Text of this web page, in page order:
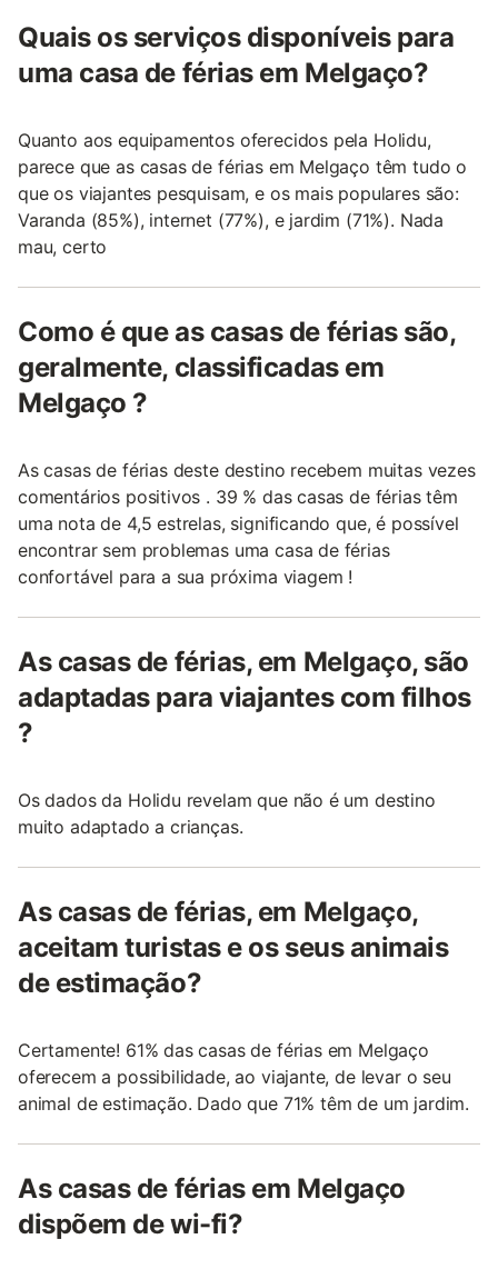
Quais os serviços disponíveis para
uma casa de férias em Melgaço?
Quanto aos equipamentos oferecidos pela Holidu,
parece que as casas de férias em Melgaço têm tudo o
que os viajantes pesquisam, e os mais populares são:
Varanda (85%), internet (77%), e jardim (71%). Nada
mau, certo
Como é que as casas de férias são,
geralmente, classificadas em
Melgaço ?
As casas de férias deste destino recebem muitas vezes
comentários positivos . 39 % das casas de férias têm
uma nota de 4,5 estrelas, significando que, é possível
encontrar sem problemas uma casa de férias
confortável para a sua próxima viagem !
As casas de férias, em Melgaço, são
adaptadas para viajantes com filhos
?
Os dados da Holidu revelam que não é um destino
muito adaptado a crianças.
As casas de férias, em Melgaço,
aceitam turistas e os seus animais
de estimação?
Certamente! 61% das casas de férias em Melgaço
oferecem a possibilidade, ao viajante, de levar o seu
animal de estimação. Dado que 71% têm de um jardim.
As casas de férias em Melgaço
dispõem de wi-fi?